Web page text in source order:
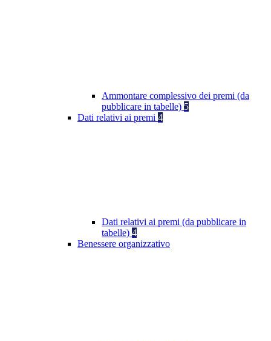
Ammontare complessivo dei premi (da
pubblicare in tabelle) 5
Dati relativi ai premi 4
Dati relativi ai premi (da pubblicare in
tabelle) 4
Benessere organizzativo